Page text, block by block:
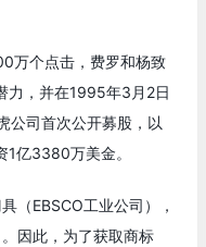
万个点击，费罗和杨致
力，并在1995年3月2日
公司首次公开募股，以
亿3380万美金。
（EBSCO工业公司），
因此，为了获取商标